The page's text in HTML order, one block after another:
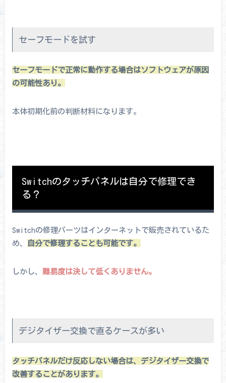
セーフモードを試す
セーフモードで正常に動作する場合はソフトウェアが原因
の可能性あり。
本体初期化前の判断材料になります。
Switchのタッチパネルは自分で修理でき
る？
Switchの修理パーツはインターネットで販売されているた
め、
自分で修理することも可能です。
しかし、 難易度は決して低くありません。
デジタイザー交換で直るケースが多い
タッチパネルだけ反応しない場合は、デジタイザー交換で
改善することがあります。